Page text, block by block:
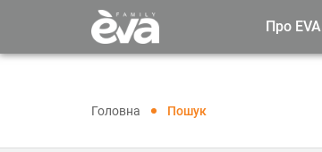
Про EVA
Головна Пошук